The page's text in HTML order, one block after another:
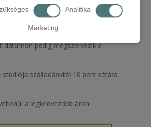
Analitika
Marketing
adnak és felajánlanak az itt
lefoglalható időpontokat, az Ön
dátumon pedig megszervezik a
stúdiója szállodánktól 10 perc sétára
a legkedvezőbb áron!